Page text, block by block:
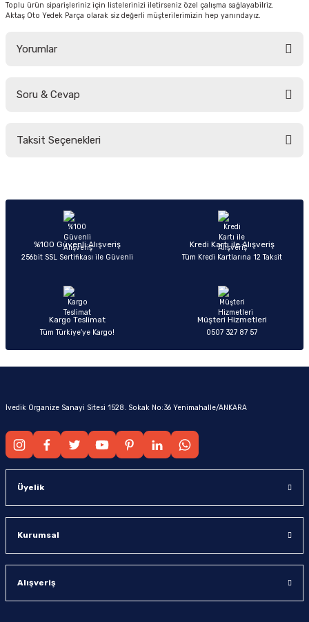
Toplu ürün siparişleriniz için listelerinizi iletirseniz özel çalışma sağlayabilriz.
Aktaş Oto Yedek Parça olarak siz değerli müşterilerimizin hep yanındayız.
Yorumlar
Soru & Cevap
Taksit Seçenekleri
%100 Güvenli Alışveriş
256bit SSL Sertifikası ile Güvenli
Kredi Kartı ile Alışveriş
Tüm Kredi Kartlarına 12 Taksit
Kargo Teslimat
Tüm Türkiye’ye Kargo!
Müşteri Hizmetleri
0507 327 87 57
İvedik Organize Sanayi Sitesi 1528. Sokak No:36 Yenimahalle/ANKARA
Üyelik
Kurumsal
Alışveriş